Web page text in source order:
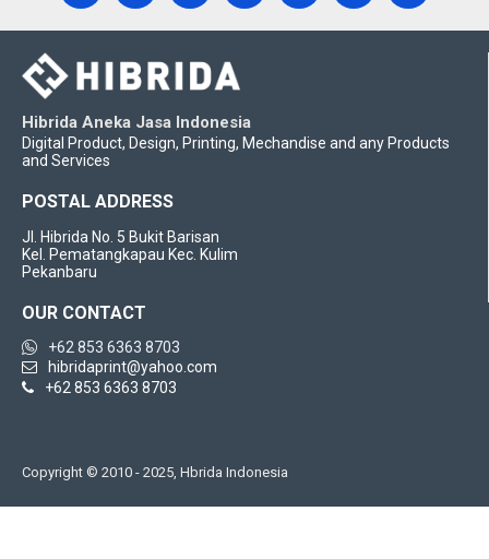
Hibrida Aneka Jasa Indonesia
Digital Product, Design, Printing, Mechandise and any Products
and Services
POSTAL ADDRESS
Jl. Hibrida No. 5 Bukit Barisan
Kel. Pematangkapau Kec. Kulim
Pekanbaru
OUR CONTACT
+62 853 6363 8703
hibridaprint@yahoo.com
+62 853 6363 8703
Copyright © 2010 - 2025, Hbrida Indonesia